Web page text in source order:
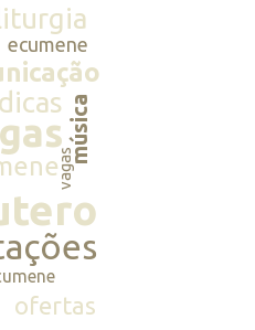
ecumene
música
vagas
ofertas